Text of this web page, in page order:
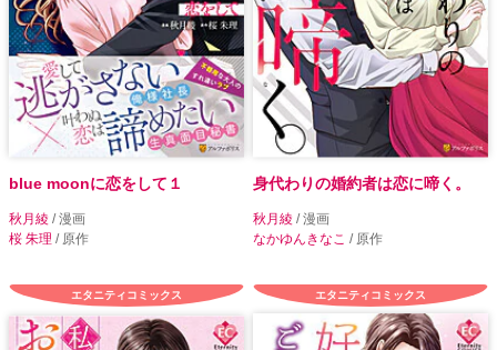
blue moonに恋をして１
秋月綾 / 漫画
桜 朱理 / 原作
身代わりの婚約者は恋に啼く。
秋月綾 / 漫画
なかゆんきなこ / 原作
エタニティコミックス エタニティコミックス